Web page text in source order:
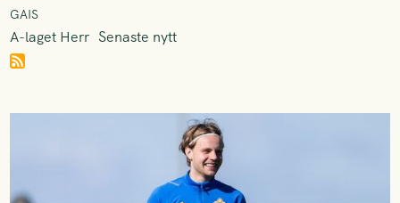
GAIS
A-laget Herr Senaste nytt